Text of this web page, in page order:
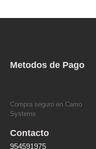
Metodos de Pago
Compra seguro en Camo
Systems
Contacto
954591975